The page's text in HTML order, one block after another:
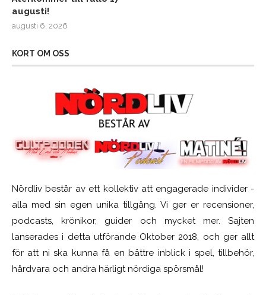
augusti!
augusti 6, 2026
KORT OM OSS
Nördliv består av ett kollektiv att engagerade individer -
alla med sin egen unika tillgång. Vi ger er recensioner,
podcasts, krönikor, guider och mycket mer. Sajten
lanserades i detta utförande Oktober 2018, och ger allt
för att ni ska kunna få en bättre inblick i spel, tillbehör,
hårdvara och andra härligt nördiga spörsmål!